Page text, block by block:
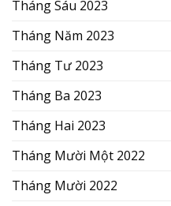
Tháng Sáu 2023
Tháng Năm 2023
Tháng Tư 2023
Tháng Ba 2023
Tháng Hai 2023
Tháng Mười Một 2022
Tháng Mười 2022